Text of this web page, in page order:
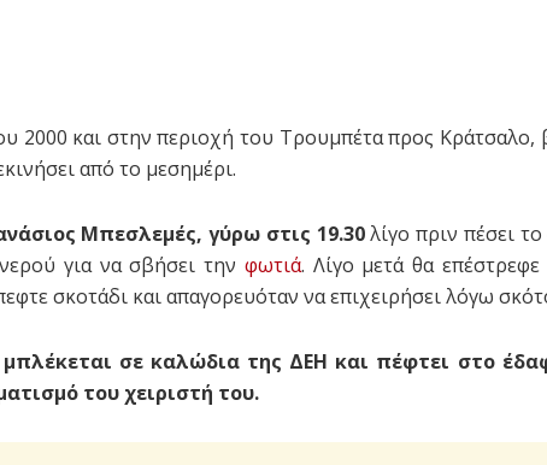
2000 και στην περιοχή του Τρουμπέτα προς Κράτσαλο,
από το μεσημέρι.
Μπεσλεμές, γύρω στις 19.30λίγο πριν πέσει
για να σβήσει την φωτιά. Λίγο μετά θα
σκοτάδι και απαγορευόταν να επιχειρήσει λόγω
σε καλώδια της ΔΕΗ και πέφτει στο
του χειριστή του.